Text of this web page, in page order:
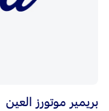
بريمير موتورز العين